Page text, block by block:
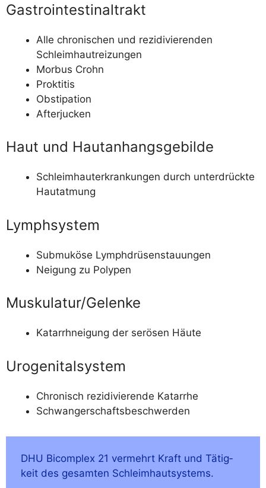
Gastrointestinaltrakt
Alle chro­ni­schen und rezi­di­vie­ren­den
Schleimhautreizungen
Mor­bus Crohn
Prok­ti­tis
Obs­ti­pa­ti­on
After­ju­cken
Haut und Hautanhangsgebilde
Schleim­haut­er­kran­kun­gen durch unter­drück­te
Hautatmung
Lymphsystem
Sub­mu­kö­se Lymphdrüsenstauungen
Nei­gung zu Polypen
Muskulatur/​Gelenke
Katar­rh­n­ei­gung der serö­sen Häute
Urogenitalsystem
Chro­nisch rezi­di­vie­ren­de Katarrhe
Schwan­ger­schafts­be­schwer­den
DHU Bicom­plex 21 ver­mehrt Kraft und Tätig­
keit des gesam­ten Schleimhautsystems.